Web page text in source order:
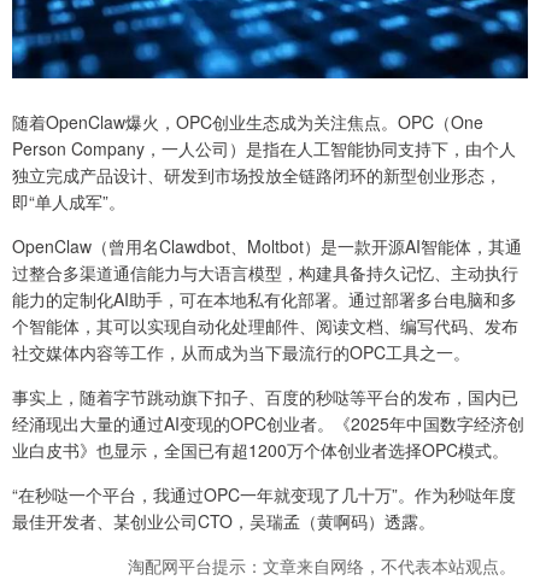
随着OpenClaw爆火，OPC创业生态成为关注焦点。OPC（One
Person Company，一人公司）是指在人工智能协同支持下，由个人
独立完成产品设计、研发到市场投放全链路闭环的新型创业形态，
即“单人成军”。
OpenClaw（曾用名Clawdbot、Moltbot）是一款开源AI智能体，其通
过整合多渠道通信能力与大语言模型，构建具备持久记忆、主动执行
能力的定制化AI助手，可在本地私有化部署。通过部署多台电脑和多
个智能体，其可以实现自动化处理邮件、阅读文档、编写代码、发布
社交媒体内容等工作，从而成为当下最流行的OPC工具之一。
事实上，随着字节跳动旗下扣子、百度的秒哒等平台的发布，国内已
经涌现出大量的通过AI变现的OPC创业者。《2025年中国数字经济创
业白皮书》也显示，全国已有超1200万个体创业者选择OPC模式。
“在秒哒一个平台，我通过OPC一年就变现了几十万”。作为秒哒年度
最佳开发者、某创业公司CTO，吴瑞孟（黄啊码）透露。
淘配网平台提示：文章来自网络，不代表本站观点。